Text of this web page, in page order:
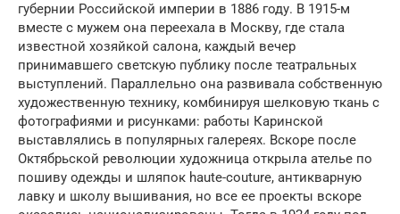
губернии Российской империи в 1886 году. В 1915-м
вместе с мужем она переехала в Москву, где стала
известной хозяйкой салона, каждый вечер
принимавшего светскую публику после театральных
выступлений. Параллельно она развивала собственную
художественную технику, комбинируя шелковую ткань с
фотографиями и рисунками: работы Каринской
выставлялись в популярных галереях. Вскоре после
Октябрьской революции художница открыла ателье по
пошиву одежды и шляпок haute-couture, антикварную
лавку и школу вышивания, но все ее проекты вскоре